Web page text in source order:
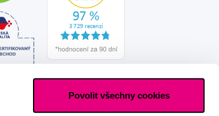
Povolit všechny cookies